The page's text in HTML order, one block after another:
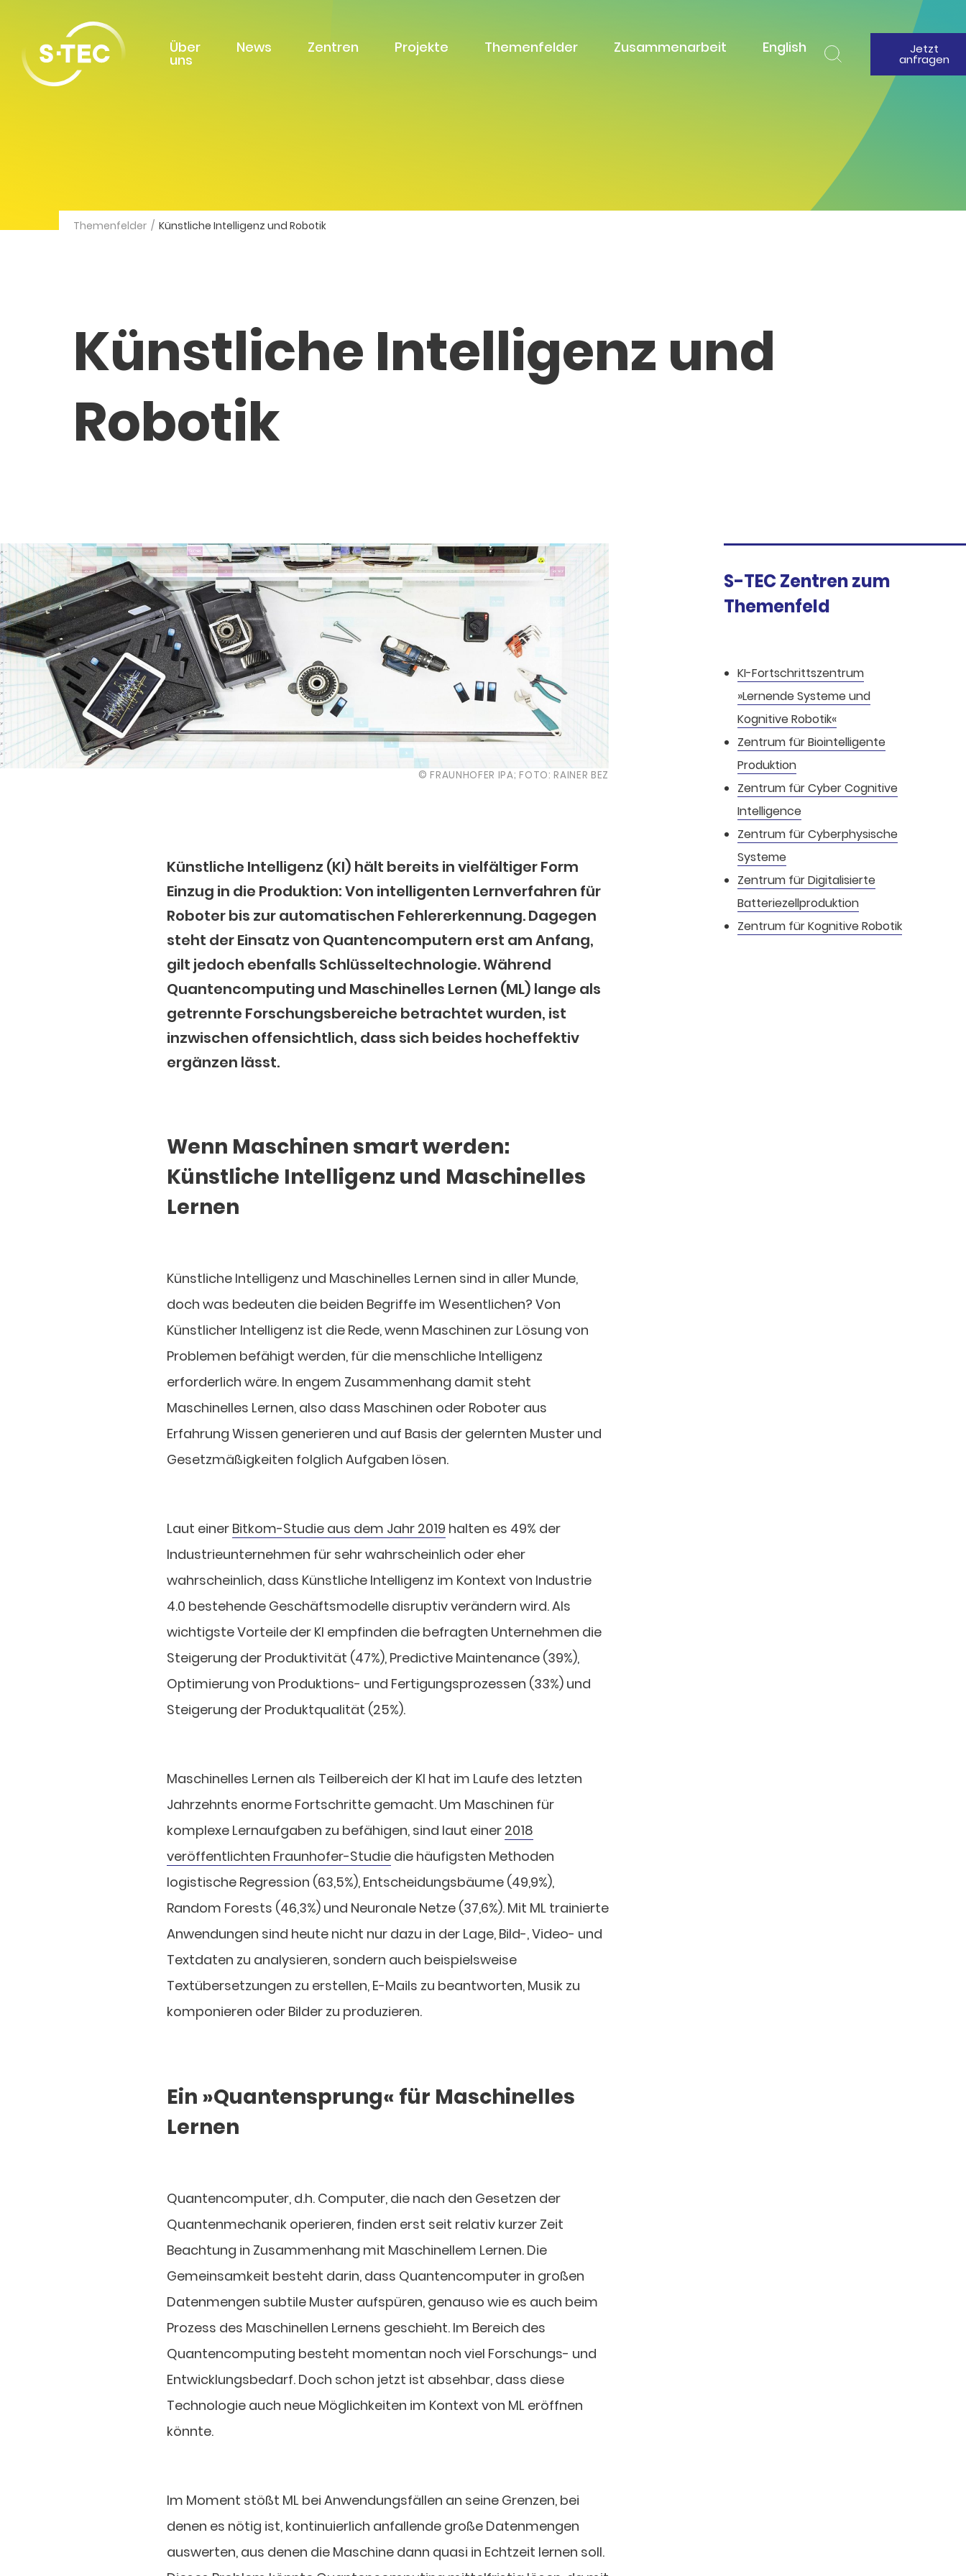
Über
uns
News Zentren Projekte Themenfelder Zusammenarbeit English Jetzt
anfragen
Themenfelder / Künstliche Intelligenz und Robotik
Künstliche Intelligenz und
Robotik
© FRAUNHOFER IPA; FOTO: RAINER BEZ
Künstliche Intelligenz (KI) hält bereits in vielfältiger Form
Einzug in die Produktion: Von intelligenten Lernverfahren für
Roboter bis zur automatischen Fehlererkennung. Dagegen
steht der Einsatz von Quantencomputern erst am Anfang,
gilt jedoch ebenfalls Schlüsseltechnologie. Während
Quantencomputing und Maschinelles Lernen (ML) lange als
getrennte Forschungsbereiche betrachtet wurden, ist
inzwischen offensichtlich, dass sich beides hocheffektiv
ergänzen lässt.
Wenn Maschinen smart werden:
Künstliche Intelligenz und Maschinelles
Lernen
Künstliche Intelligenz und Maschinelles Lernen sind in aller Munde,
doch was bedeuten die beiden Begriffe im Wesentlichen? Von
Künstlicher Intelligenz ist die Rede, wenn Maschinen zur Lösung von
Problemen befähigt werden, für die menschliche Intelligenz
erforderlich wäre. In engem Zusammenhang damit steht
Maschinelles Lernen, also dass Maschinen oder Roboter aus
Erfahrung Wissen generieren und auf Basis der gelernten Muster und
Gesetzmäßigkeiten folglich Aufgaben lösen.
Laut einer Bitkom-Studie aus dem Jahr 2019 halten es 49% der
Industrieunternehmen für sehr wahrscheinlich oder eher
wahrscheinlich, dass Künstliche Intelligenz im Kontext von Industrie
4.0 bestehende Geschäftsmodelle disruptiv verändern wird. Als
wichtigste Vorteile der KI empfinden die befragten Unternehmen die
Steigerung der Produktivität (47%), Predictive Maintenance (39%),
Optimierung von Produktions- und Fertigungsprozessen (33%) und
Steigerung der Produktqualität (25%).
Maschinelles Lernen als Teilbereich der KI hat im Laufe des letzten
Jahrzehnts enorme Fortschritte gemacht. Um Maschinen für
komplexe Lernaufgaben zu befähigen, sind laut einer 2018
veröffentlichten Fraunhofer-Studie die häufigsten Methoden
logistische Regression (63,5%), Entscheidungsbäume (49,9%),
Random Forests (46,3%) und Neuronale Netze (37,6%). Mit ML trainierte
Anwendungen sind heute nicht nur dazu in der Lage, Bild-, Video- und
Textdaten zu analysieren, sondern auch beispielsweise
Textübersetzungen zu erstellen, E-Mails zu beantworten, Musik zu
komponieren oder Bilder zu produzieren.
Ein »Quantensprung« für Maschinelles
Lernen
Quantencomputer, d.h. Computer, die nach den Gesetzen der
Quantenmechanik operieren, finden erst seit relativ kurzer Zeit
Beachtung in Zusammenhang mit Maschinellem Lernen. Die
Gemeinsamkeit besteht darin, dass Quantencomputer in großen
Datenmengen subtile Muster aufspüren, genauso wie es auch beim
Prozess des Maschinellen Lernens geschieht. Im Bereich des
Quantencomputing besteht momentan noch viel Forschungs- und
Entwicklungsbedarf. Doch schon jetzt ist absehbar, dass diese
Technologie auch neue Möglichkeiten im Kontext von ML eröffnen
könnte.
Im Moment stößt ML bei Anwendungsfällen an seine Grenzen, bei
denen es nötig ist, kontinuierlich anfallende große Datenmengen
auswerten, aus denen die Maschine dann quasi in Echtzeit lernen soll.
S-TEC Zentren zum
Themenfeld
KI-Fortschrittszentrum
»Lernende Systeme und
Kognitive Robotik«
Zentrum für Biointelligente
Produktion
Zentrum für Cyber Cognitive
Intelligence
Zentrum für Cyberphysische
Systeme
Zentrum für Digitalisierte
Batteriezellproduktion
Zentrum für Kognitive Robotik